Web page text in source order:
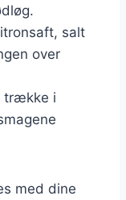
salt
over
trække i
med dine